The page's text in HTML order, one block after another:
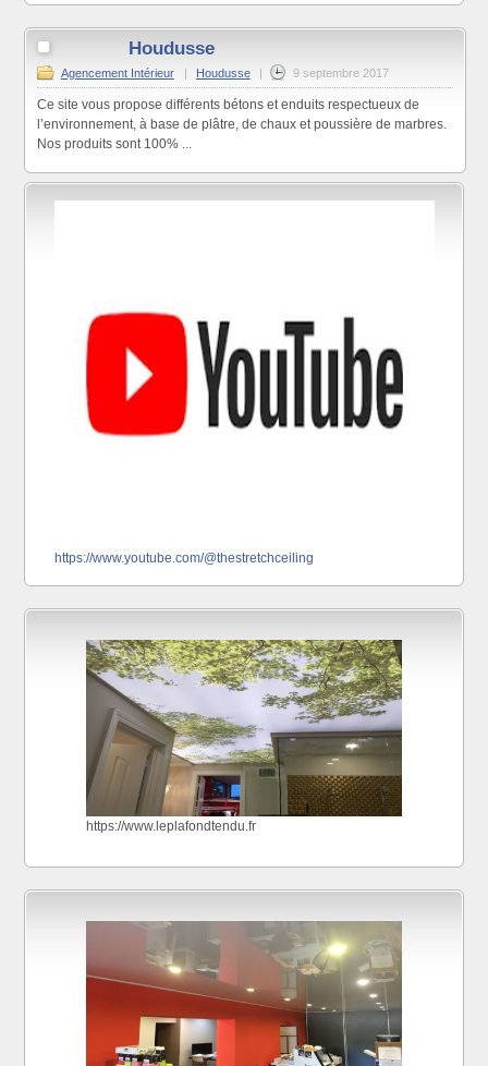
Houdusse
Agencement Intérieur Houdusse 9 septembre 2017
Ce site vous propose différents bétons et enduits respectueux de
l’environnement, à base de plâtre, de chaux et poussière de marbres.
Nos produits sont 100% ...
https://www.youtube.com/@thestretchceiling
https://www.leplafondtendu.fr